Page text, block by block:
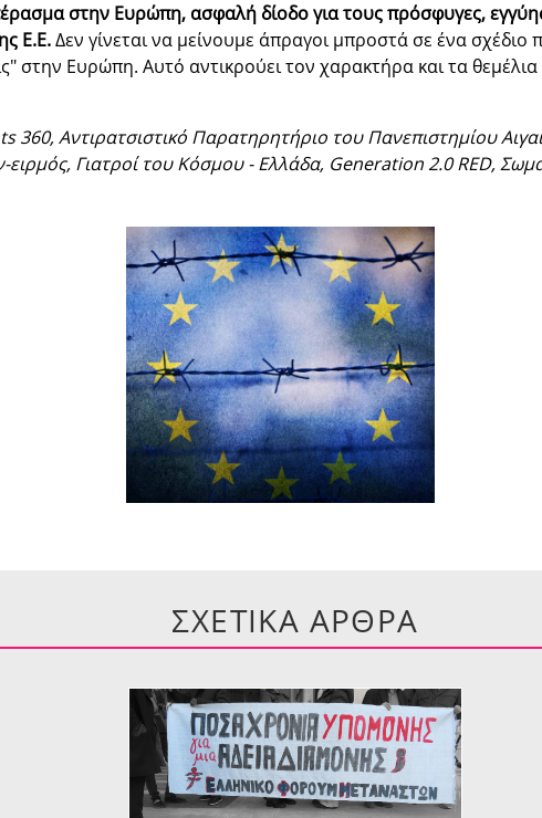
στην Ευρώπη, ασφαλή δίοδο για τους πρόσφυγες,
Ε.Ε.Δεν γίνεται να μείνουμε άπραγοι μπροστά σε ένα σχέδιο
στην Ευρώπη. Αυτό αντικρούει τον χαρακτήρα και τα
Αντιρατσιστικό Παρατηρητήριο του Πανεπιστημίου
Γιατροί του Κόσμου - Ελλάδα, Generation 2.0 RED,
ΣΧΕΤΙΚΑ ΑΡΘΡΑ